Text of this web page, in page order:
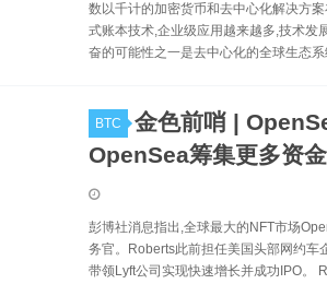
数以千计的加密货币和去中心化解决方
式账本技术,企业级应用越来越多,技术发
奋的可能性之一是去中心化的全球生态系
BTC
金色前哨 |
OpenSea筹集更多资金
彭博社消息指出,全球最大的NFT市场
务官。Roberts此前担任美国头部网约车
带领Lyft公司实现快速增长并成功IPO。